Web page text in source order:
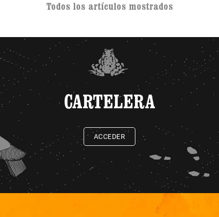
Todos los artículos mostrados
CARTELERA
ACCEDER